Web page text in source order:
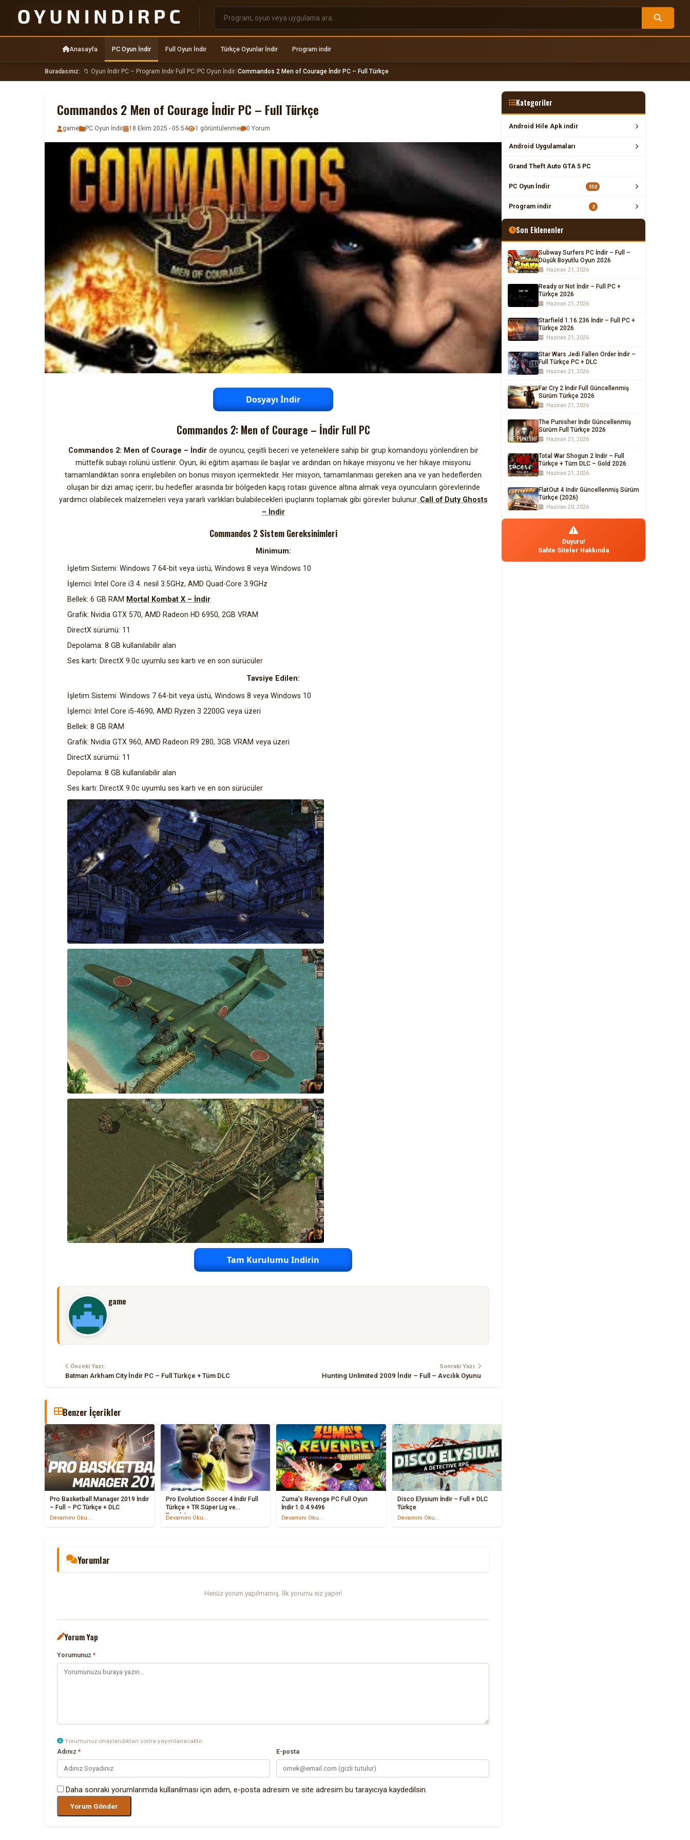
Anasayfa PC Oyun İndir Full Oyun İndir Türkçe Oyunlar İndir Program indir
Buradasınız: 📁 Oyun İndir PC – Program İndir Full PC/PC Oyun İndir/Commandos 2 Men of Courage İndir PC – Full Türkçe
Commandos 2 Men of Courage İndir PC – Full Türkçe
game PC Oyun İndir 18 Ekim 2025 - 05:54 1 görüntülenme 0 Yorum
Dosyayı İndir
Commandos 2: Men of Courage – İndir Full PC
Commandos 2: Men of Courage – İndirde oyuncu, çeşitli beceri ve yeteneklere sahip bir grup komandoyu yönlendiren bir
müttefik subayı rolünü üstlenir. Oyun, iki eğitim aşaması ile başlar ve ardından on hikaye misyonu ve her hikaye misyonu
tamamlandıktan sonra erişilebilen on bonus misyon içermektedir. Her misyon, tamamlanması gereken ana ve yan hedeflerden
oluşan bir dizi amaç içerir; bu hedefler arasında bir bölgeden kaçış rotası güvence altına almak veya oyuncuların görevlerinde
yardımcı olabilecek malzemeleri veya yararlı varlıkları bulabilecekleri ipuçlarını toplamak gibi görevler bulunur. Call of Duty Ghosts
– İndir
Commandos 2 Sistem Gereksinimleri
Minimum:
İşletim Sistemi: Windows 7 64-bit veya üstü, Windows 8 veya Windows 10
İşlemci: Intel Core i3 4. nesil 3.5GHz, AMD Quad-Core 3.9GHz
Bellek: 6 GB RAM Mortal Kombat X – İndir
Grafik: Nvidia GTX 570, AMD Radeon HD 6950, 2GB VRAM
DirectX sürümü: 11
Depolama: 8 GB kullanılabilir alan
Ses kartı: DirectX 9.0c uyumlu ses kartı ve en son sürücüler
Tavsiye Edilen:
İşletim Sistemi: Windows 7 64-bit veya üstü, Windows 8 veya Windows 10
İşlemci: Intel Core i5-4690, AMD Ryzen 3 2200G veya üzeri
Bellek: 8 GB RAM
Grafik: Nvidia GTX 960, AMD Radeon R9 280, 3GB VRAM veya üzeri
DirectX sürümü: 11
Depolama: 8 GB kullanılabilir alan
Ses kartı: DirectX 9.0c uyumlu ses kartı ve en son sürücüler
Tam Kurulumu Indirin
game
Önceki Yazı:
Batman Arkham City İndir PC – Full Türkçe + Tüm DLC
Sonraki Yazı:
Hunting Unlimited 2009 İndir – Full – Avcılık Oyunu
Benzer İçerikler
Pro Basketball Manager 2019 İndir
– Full – PC Türkçe + DLC
Devamını Oku...
Pro Evolution Soccer 4 İndir Full
Türkçe + TR Süper Lig ve
Tezahürat
Devamını Oku...
Zuma’s Revenge PC Full Oyun
İndir 1.0.4.9496
Devamını Oku...
Disco Elysium İndir – Full + DLC
Türkçe
Devamını Oku...
Yorumlar
Henüz yorum yapılmamış. İlk yorumu siz yapın!
Yorum Yap
Yorumunuz*
Yorumunuz onaylandıktan sonra yayımlanacaktır.
Adınız* E-posta
Daha sonraki yorumlarımda kullanılması için adım, e-posta adresim ve site adresim bu tarayıcıya kaydedilsin.
Kategoriler
Android Hile Apk indir
Android Uygulamaları
Grand Theft Auto GTA 5 PC
PC Oyun İndir 552
Program indir 2
Son Eklenenler
Subway Surfers PC İndir – Full –
Düşük Boyutlu Oyun 2026
Haziran 21, 2026
Ready or Not İndir – Full PC +
Türkçe 2026
Haziran 21, 2026
Starfield 1.16.236 İndir – Full PC +
Türkçe 2026
Haziran 21, 2026
Star Wars Jedi Fallen Order İndir –
Full Türkçe PC + DLC
Haziran 21, 2026
Far Cry 2 İndir Full Güncellenmiş
Sürüm Türkçe 2026
Haziran 21, 2026
The Punisher İndir Güncellenmiş
Sürüm Full Türkçe 2026
Haziran 21, 2026
Total War Shogun 2 İndir – Full
Türkçe + Tüm DLC – Gold 2026
Haziran 21, 2026
FlatOut 4 Indir Güncellenmiş Sürüm
Türkçe (2026)
Haziran 20, 2026
Duyuru!
Sahte Siteler Hakkında